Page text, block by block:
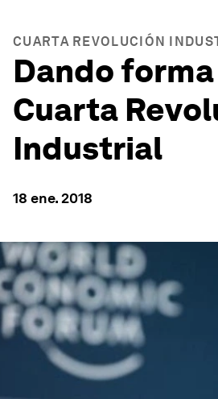
CUARTA REVOLUCIÓN
Dando
Cuarta
Industrial
18 ene. 2018